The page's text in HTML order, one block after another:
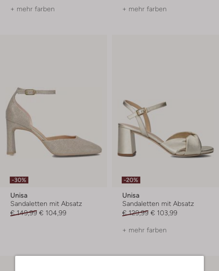
+ mehr farben + mehr farben
-30%
Unisa
Sandaletten mit Absatz
€ 149,99 € 104,99
-20%
Unisa
Sandaletten mit Absatz
€ 129,99 € 103,99
+ mehr farben